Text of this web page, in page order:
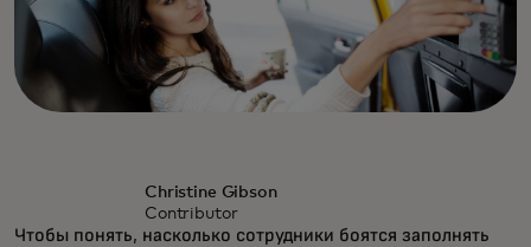
Christine Gibson
Contributor
Чтобы понять, насколько сотрудники боятся заполнять